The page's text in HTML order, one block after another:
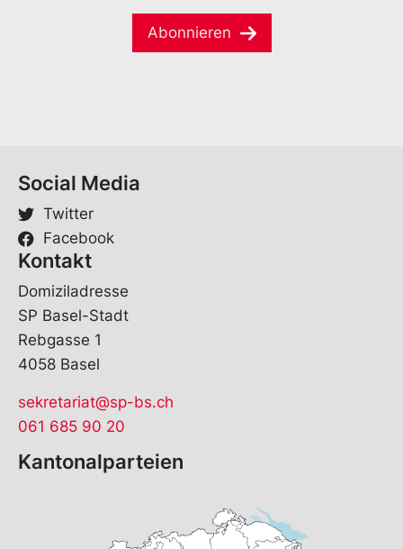
e
*
Abonnieren
Social Media
Twitter
Facebook
Kontakt
Domiziladresse
SP Basel-Stadt
Rebgasse 1
4058 Basel
sekretariat@sp-bs.ch
061 685 90 20
Kantonalparteien